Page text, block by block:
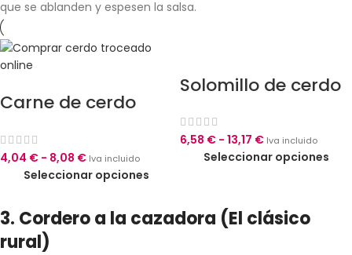
que se ablanden y espesen la salsa.
Carne de cerdo
4,04 € - 8,08 € Iva incluido
Seleccionar opciones
Solomillo de cerdo
6,58 € - 13,17 € Iva incluido
Seleccionar opciones
3. Cordero a la cazadora (El clásico
rural)